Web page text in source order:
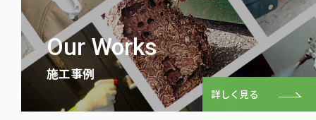
Our Works
施⼯事例
詳しく見る